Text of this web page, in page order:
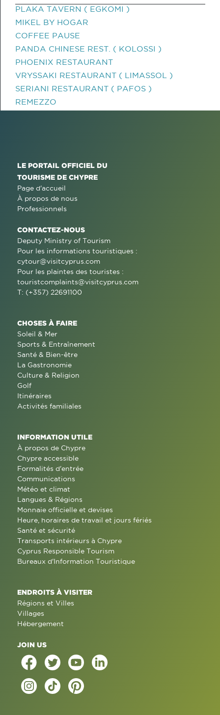
PLAKA TAVERN ( EGKOMI )
MIKEL BY HOGAR
COFFEE PAUSE
PANDA CHINESE REST. ( KOLOSSI )
PHOENIX RESTAURANT
VRYSSAKI RESTAURANT ( LIMASSOL )
SERIANI RESTAURANT ( PAFOS )
REMEZZO
LE PORTAIL OFFICIEL DU
TOURISME DE CHYPRE
Page d'accueil
À propos de nous
Professionnels
CONTACTEZ-NOUS
Deputy Ministry of Tourism
Pour les informations touristiques :
cytour@visitcyprus.com
Pour les plaintes des touristes :
touristcomplaints@visitcyprus.com
T: (+357) 22691100
CHOSES À FAIRE
Soleil & Mer
Sports & Entraînement
Santé & Bien-être
La Gastronomie
Culture & Religion
Golf
Itinéraires
Activités familiales
INFORMATION UTILE
À propos de Chypre
Chypre accessible
Formalités d'entrée
Communications
Météo et climat
Langues & Régions
Monnaie officielle et devises
Heure, horaires de travail et jours fériés
Santé et sécurité
Transports intérieurs à Chypre
Cyprus Responsible Tourism
Bureaux d'Information Touristique
ENDROITS À VISITER
Régions et Villes
Villages
Hébergement
JOIN US